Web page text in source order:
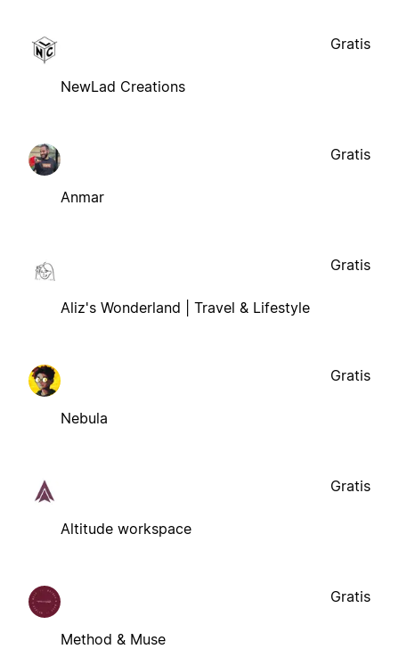
NewLad Creations
Gratis
Anmar
Gratis
Aliz's Wonderland | Travel & Lifestyle
Gratis
Nebula
Gratis
Altitude workspace
Gratis
Method & Muse
Gratis